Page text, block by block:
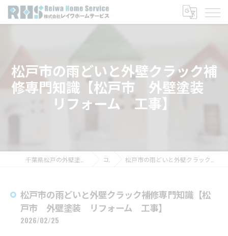
松戸市の雨どいと外壁クラック補
修専門知識【松戸市 外壁塗装
リフォーム 工事】
コラム 松戸市の雨どいと外壁クラック補修専門知識【松戸市 外壁塗装 リフォーム 工事】
松戸市の雨どいと外壁クラック補修専門知識【松
戸市 外壁塗装 リフォーム 工事】
2026/02/25